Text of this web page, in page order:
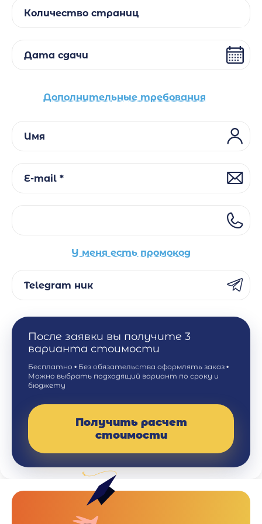
Количество страниц
Дата сдачи
Дополнительные требования
Имя
E-mail *
У меня есть промокод
Telegram ник
После заявки вы получите 3
варианта стоимости
Бесплатно • Без обязательства оформлять заказ •
Можно выбрать подходящий вариант по сроку и
бюджету
Получить расчет
стоимости